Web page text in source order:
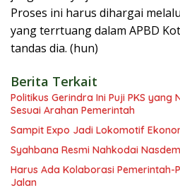
Proses ini harus dihargai
yang terrtuang dalam APBD
tandas dia. (hun)
Berita Terkait
Politikus Gerindra Ini Puji PKS yang
Sesuai Arahan Pemerintah
Sampit Expo Jadi Lokomotif
Syahbana Resmi Nahkodai
Harus Ada Kolaborasi Pemerintah-
Jalan